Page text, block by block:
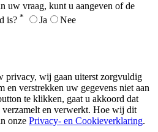
uw vraag, kunt u aangeven of de
is? * Ja Nee
privacy, wij gaan uiterst zorgvuldig
en verstrekken uw gegevens niet aan
te klikken, gaat u akkoord dat
en verwerkt. Hoe wij dit
onze Privacy- en Cookieverklaring.